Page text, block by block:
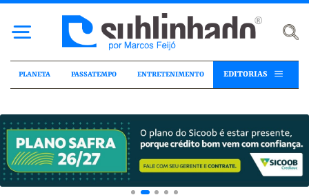
PLANETA PASSATEMPO ENTRETENIMENTO EDITORIAS